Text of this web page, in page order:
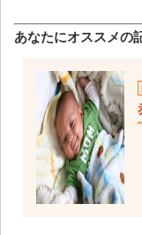
あなたにオススメの